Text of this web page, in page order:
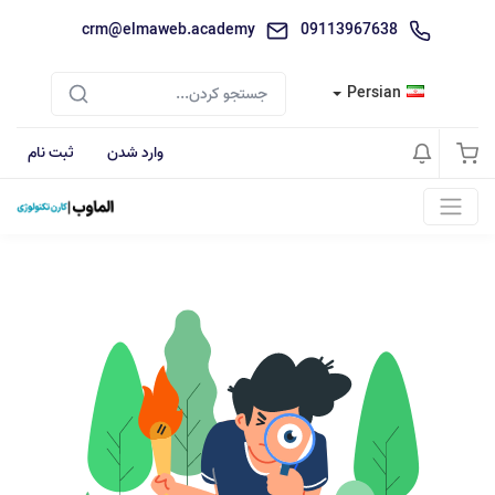
09113967638
crm@elmaweb.academy
Persian
وارد شدن ثبت نام